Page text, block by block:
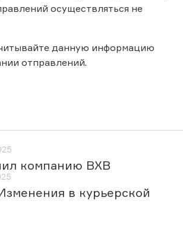
осуществляться не
данную информацию
отправлений.
компанию BXB
в курьерской